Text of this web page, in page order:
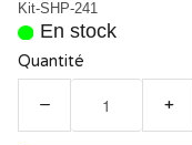
Kit-SHP-241
En stock
Quantité
− +